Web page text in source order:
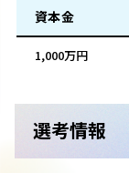
資本金
1,000万円
選考情報